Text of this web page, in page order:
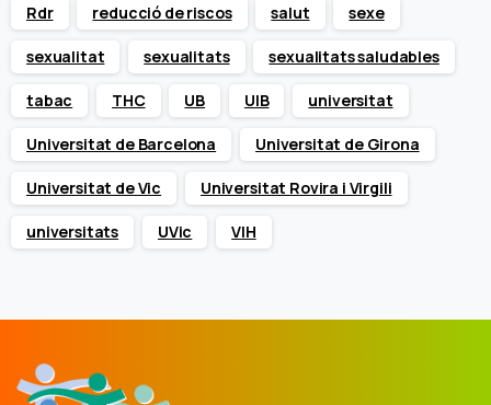
Rdr reducció de riscos salut sexe
sexualitat sexualitats sexualitats saludables
tabac THC UB UIB universitat
Universitat de Barcelona Universitat de Girona
Universitat de Vic Universitat Rovira i Virgili
universitats UVic VIH